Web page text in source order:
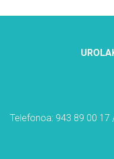
Telefonoa: 943 89 00 17